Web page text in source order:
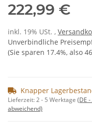
222,99 €
inkl. 19% USt. ,
Unverbindliche
(Sie sparen 17.4%, also
Knapper
Lieferzeit:2 - 5 Werktage (DE
abweichend)